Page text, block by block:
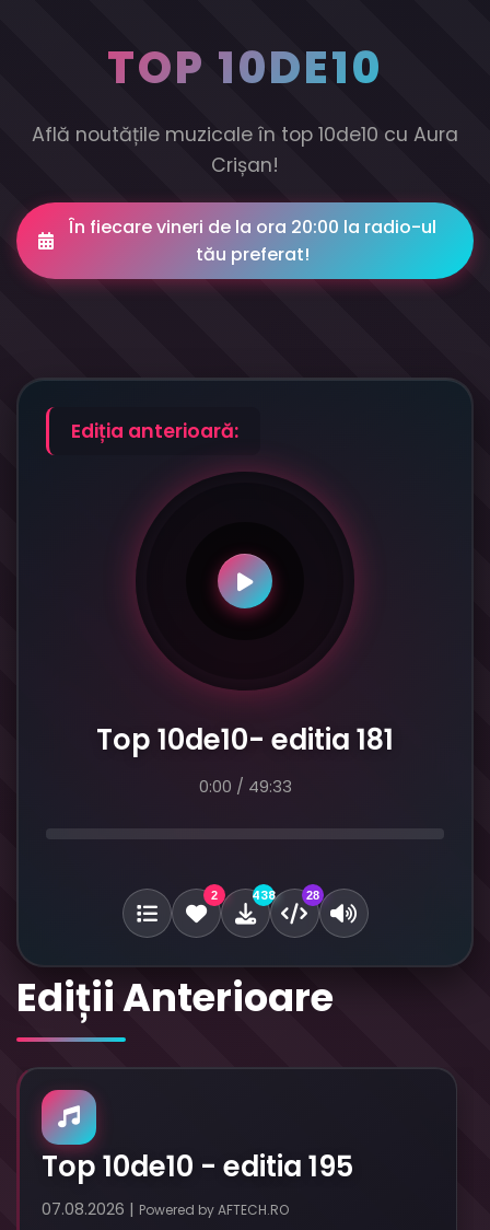
TOP 10DE10
Află noutățile muzicale în top 10de10 cu Aura
Crișan!
În fiecare vineri de la ora 20:00 la radio-ul
tău preferat!
Ediția anterioară:
Top 10de10- editia 181
0:00 / 49:33
2 438 28
Ediții Anterioare
Top 10de10 - editia 195
07.08.2026 | Powered by AFTECH.RO